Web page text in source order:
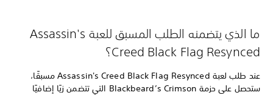
ما الذي يتضمنه الطلب المسبق للعبة Assassin's
Creed Black Flag Resynced؟
عند طلب لعبة Assassin's Creed Black Flag Resynced مسبقًا،
ستحصل على حزمة Blackbeard’s Crimson التي تتضمن زيًا إضافيًا